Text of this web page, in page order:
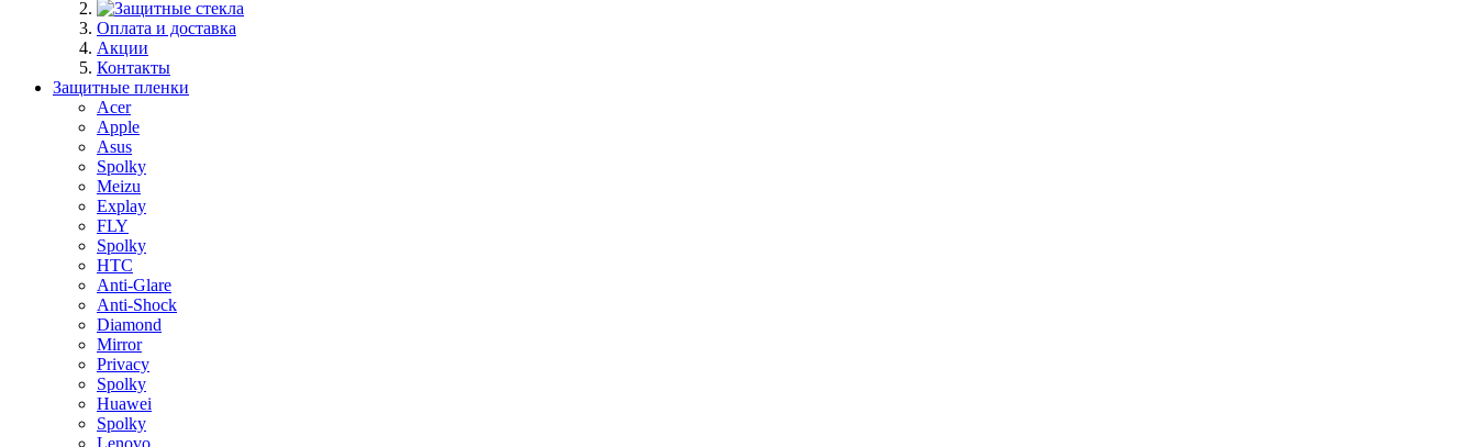
Оплата и доставка
Акции
Контакты
Защитные пленки
Acer
Apple
Asus
Spolky
Meizu
Explay
FLY
Spolky
HTC
Anti-Glare
Anti-Shock
Diamond
Mirror
Privacy
Spolky
Huawei
Spolky